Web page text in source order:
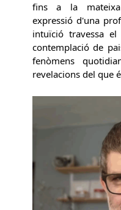
fins a la mateixa
expressió d'una
intuïció travessa
contemplació de
fenòmens
revelacions del que